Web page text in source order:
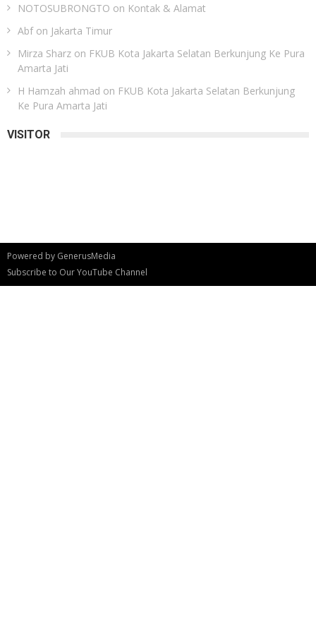
NOTOSUBRONGTO on Kontak & Alamat
Abfon Jakarta Timur
Mirza Sharz on FKUB Kota Jakarta Selatan Berkunjung Ke Pura
Amarta Jati
H Hamzah ahmad on FKUB Kota Jakarta Selatan Berkunjung
Ke Pura Amarta Jati
VISITOR
Powered by GenerusMedia
Subscribe to Our YouTube Channel